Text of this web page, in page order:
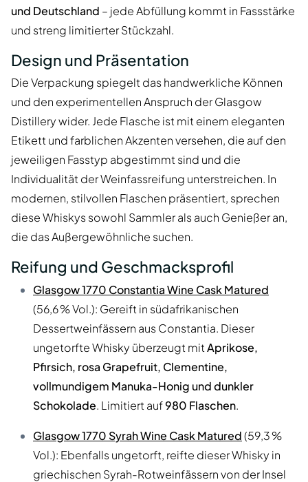
und Deutschland – jede Abfüllung kommt in Fassstärke
und streng limitierter Stückzahl.
Design und Präsentation
Die Verpackung spiegelt das handwerkliche Können
und den experimentellen Anspruch der Glasgow
Distillery wider. Jede Flasche ist mit einem eleganten
Etikett und farblichen Akzenten versehen, die auf den
jeweiligen Fasstyp abgestimmt sind und die
Individualität der Weinfassreifung unterstreichen. In
modernen, stilvollen Flaschen präsentiert, sprechen
diese Whiskys sowohl Sammler als auch Genießer an,
die das Außergewöhnliche suchen.
Reifung und Geschmacksprofil
Glasgow 1770 Constantia Wine Cask Matured
(56,6 % Vol.): Gereift in südafrikanischen
Dessertweinfässern aus Constantia. Dieser
ungetorfte Whisky überzeugt mitAprikose,
Pfirsich, rosa Grapefruit, Clementine,
vollmundigem Manuka-Honig und dunkler
Schokolade. Limitiert auf980 Flaschen.
Glasgow 1770 Syrah Wine Cask Matured(59,3 %
Vol.): Ebenfalls ungetorft, reifte dieser Whisky in
griechischen Syrah-Rotweinfässern von der Insel